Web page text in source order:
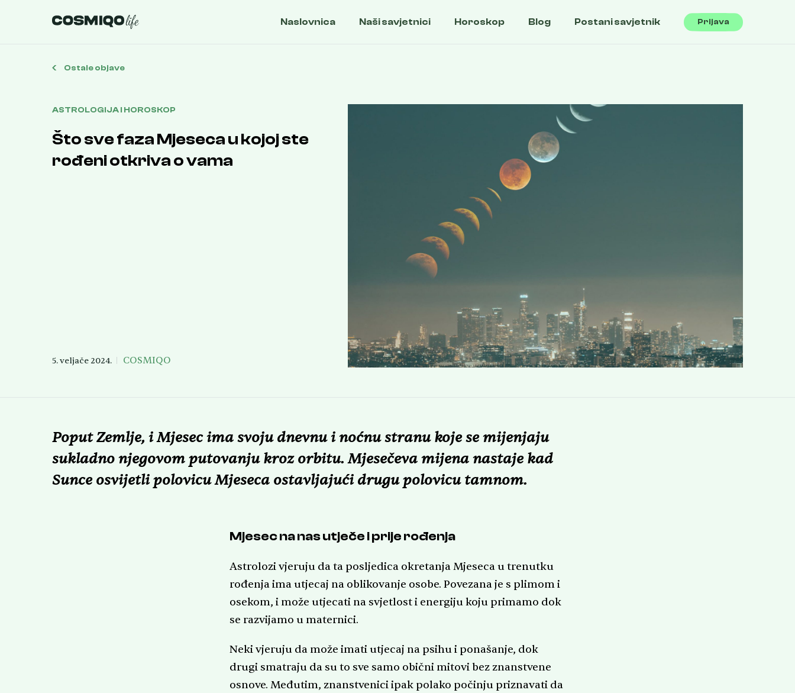
Naslovnica Naši savjetnici Horoskop Blog Postani savjetnik Prijava
Ostale objave
ASTROLOGIJA I HOROSKOP
Što sve faza Mjeseca u kojoj ste
rođeni otkriva o vama
5. veljače 2024. COSMIQO
Poput Zemlje, i Mjesec ima svoju dnevnu i noćnu stranu koje se mijenjaju
sukladno njegovom putovanju kroz orbitu. Mjesečeva mijena nastaje kad
Sunce osvijetli polovicu Mjeseca ostavljajući drugu polovicu tamnom.
Mjesec na nas utječe i prije rođenja
Astrolozi vjeruju da ta posljedica okretanja Mjeseca u trenutku
rođenja ima utjecaj na oblikovanje osobe. Povezana je s plimom i
osekom, i može utjecati na svjetlost i energiju koju primamo dok
se razvijamo u maternici.
Neki vjeruju da može imati utjecaj na psihu i ponašanje, dok
drugi smatraju da su to sve samo obični mitovi bez znanstvene
osnove. Međutim, znanstvenici ipak polako počinju priznavati da